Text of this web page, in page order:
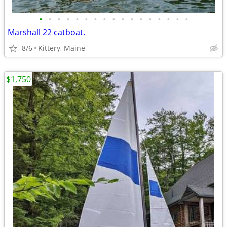
• • • • • • • • • • • • • • • • •
Marshall 22 catboat.
8/6 Kittery, Maine
$1,750